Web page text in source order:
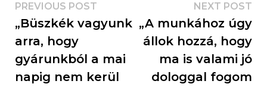
PREVIOUS POST
„Büszkék vagyunk
arra, hogy
gyárunkból a mai
napig nem kerül
NEXT POST
„A munkához úgy
állok hozzá, hogy
ma is valami jó
dologgal fogom